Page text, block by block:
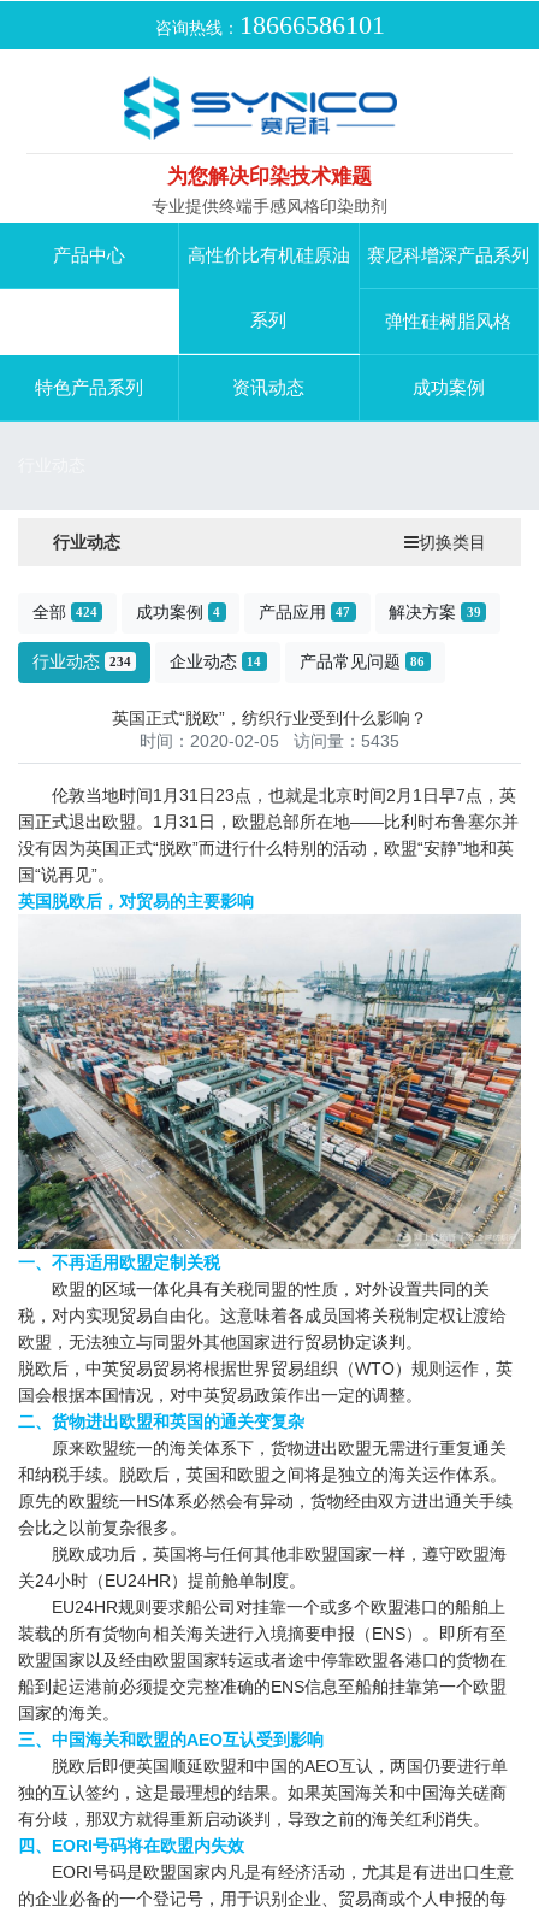
咨询热线： 18666586101
为您解决印染技术难题
专业提供终端手感风格印染助剂
产品中心 高性价比有机硅原油
系列
赛尼科增深产品系列
弹性硅树脂风格
特色产品系列 资讯动态 成功案例
行业动态 切换类目
全部 424 成功案例 4 产品应用 47 解决方案 39
行业动态 234 企业动态 14 产品常见问题 86
英国正式“脱欧”，纺织行业受到什么影响？
时间：2020-02-05 访问量：5435
伦敦当地时间1月31日23点，也就是北京时间2月1日早7点，英
国正式退出欧盟。1月31日，欧盟总部所在地——比利时布鲁塞尔并
没有因为英国正式“脱欧”而进行什么特别的活动，欧盟“安静”地和英
国“说再见”。
英国脱欧后，对贸易的主要影响
一、不再适用欧盟定制关税
欧盟的区域一体化具有关税同盟的性质，对外设置共同的关
税，对内实现贸易自由化。这意味着各成员国将关税制定权让渡给
欧盟，无法独立与同盟外其他国家进行贸易协定谈判。
脱欧后，中英贸易贸易将根据世界贸易组织（WTO）规则运作，英
国会根据本国情况，对中英贸易政策作出一定的调整。
二、货物进出欧盟和英国的通关变复杂
原来欧盟统一的海关体系下，货物进出欧盟无需进行重复通关
和纳税手续。脱欧后，英国和欧盟之间将是独立的海关运作体系。
原先的欧盟统一HS体系必然会有异动，货物经由双方进出通关手续
会比之以前复杂很多。
脱欧成功后，英国将与任何其他非欧盟国家一样，遵守欧盟海
关24小时（EU24HR）提前舱单制度。
EU24HR规则要求船公司对挂靠一个或多个欧盟港口的船舶上
装载的所有货物向相关海关进行入境摘要申报（ENS）。即所有至
欧盟国家以及经由欧盟国家转运或者途中停靠欧盟各港口的货物在
船到起运港前必须提交完整准确的ENS信息至船舶挂靠第一个欧盟
国家的海关。
三、中国海关和欧盟的AEO互认受到影响
脱欧后即便英国顺延欧盟和中国的AEO互认，两国仍要进行单
独的互认签约，这是最理想的结果。如果英国海关和中国海关磋商
有分歧，那双方就得重新启动谈判，导致之前的海关红利消失。
四、EORI号码将在欧盟内失效
EORI号码是欧盟国家内凡是有经济活动，尤其是有进出口生意
的企业必备的一个登记号，用于识别企业、贸易商或个人申报的每